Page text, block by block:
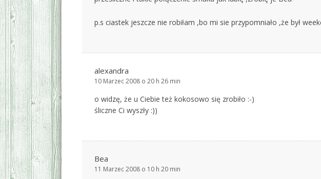
p.s ciastek jeszcze nie robiłam ,bo mi sie przypomniało ,że był
alexandra
10 Marzec 2008 o 20 h 26 min
o widzę, że u Ciebie też kokosowo się zrobiło :-)
śliczne Ci wyszły :))
Bea
11 Marzec 2008 o 10 h 20 min